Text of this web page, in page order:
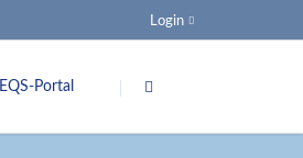
Login
überspringen
EQS-Portal